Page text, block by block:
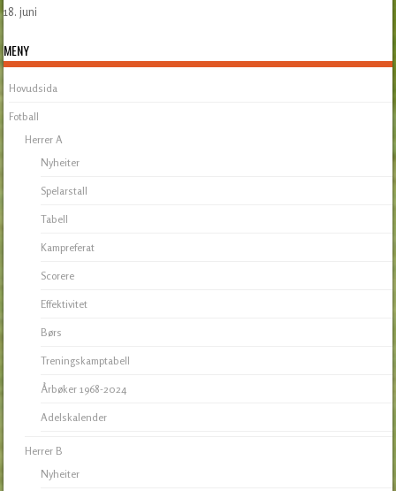
Post navigation
18. juni
MENY
Hovudsida
Fotball
Herrer A
Nyheiter
Spelarstall
Tabell
Kampreferat
Scorere
Effektivitet
Børs
Treningskamptabell
Årbøker 1968-2024
Adelskalender
Herrer B
Nyheiter